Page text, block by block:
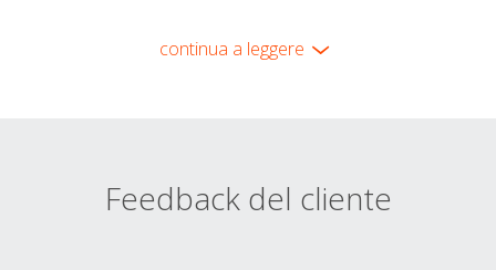
continua a leggere
Feedback del cliente